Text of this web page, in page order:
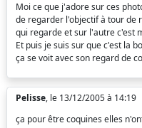
Moi ce que j'adore sur ces
de regarder l'objectif à tour de
qui regarde et sur l'autre c'est
Et puis je suis sur que c'est la
ça se voit avec son regard de
Pelisse, le 13/12/2005 à 14:19
ça pour être coquines elles